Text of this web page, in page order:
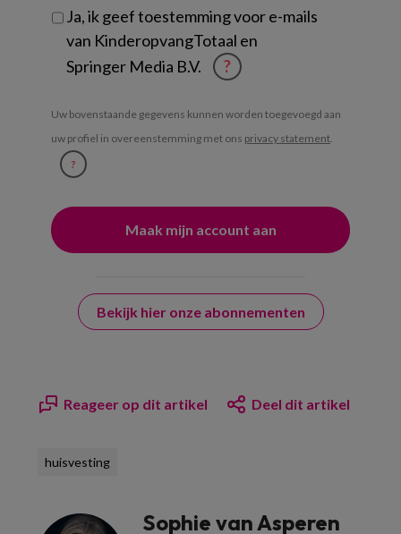
Ja, ik geef toestemming voor e-mails
van KinderopvangTotaal en
Springer Media B.V.
?
Uw bovenstaande gegevens kunnen worden toegevoegd aan
uw profiel in overeenstemming met ons privacy statement.
?
Bekijk hier onze abonnementen
Reageer op dit artikel Deel dit artikel
huisvesting
Sophie van Asperen